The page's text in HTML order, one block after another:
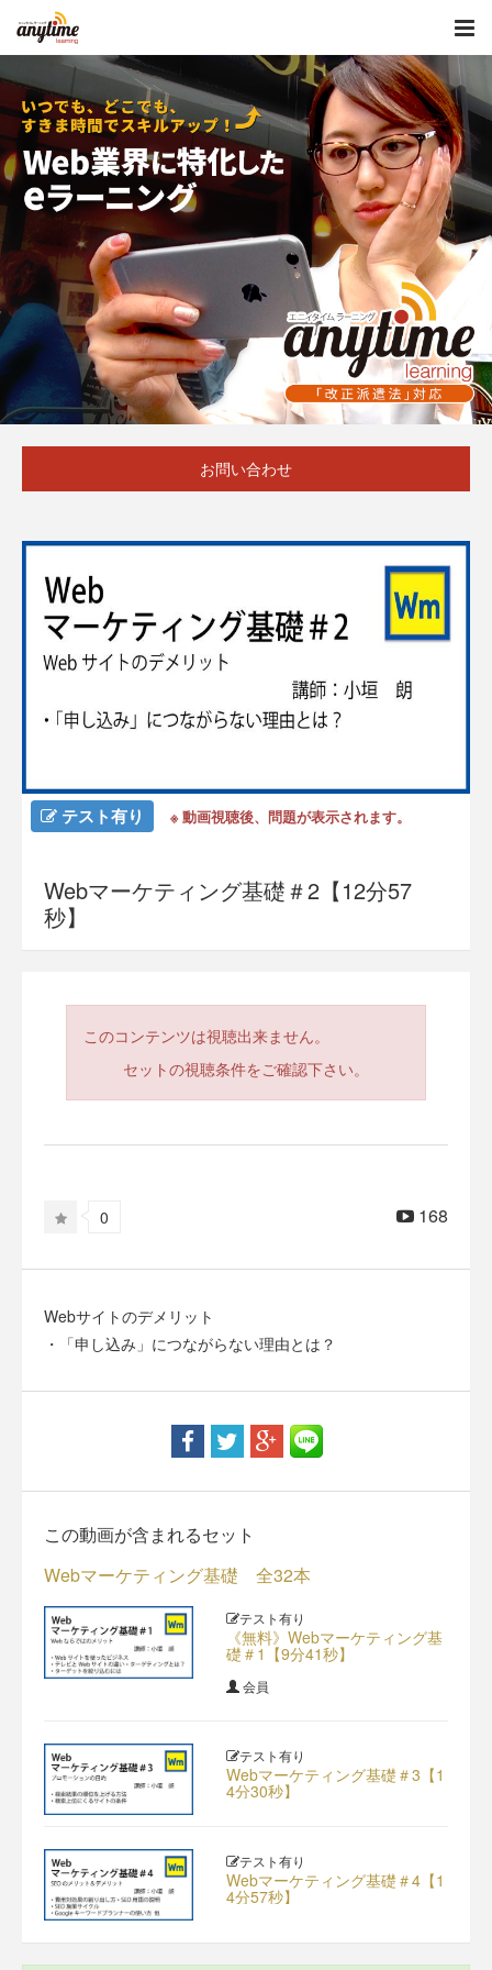
お問い合わせ
テスト有り ※ 動画視聴後、問題が表示されます。
Webマーケティング基礎＃2【12分57
秒】
このコンテンツは視聴出来ません。
セットの視聴条件をご確認下さい。
0 168
Webサイトのデメリット
・「申し込み」につながらない理由とは？
この動画が含まれるセット
Webマーケティング基礎 全32本
テスト有り
《無料》Webマーケティング基
礎＃1【9分41秒】
会員
テスト有り
Webマーケティング基礎＃3【1
4分30秒】
テスト有り
Webマーケティング基礎＃4【1
4分57秒】